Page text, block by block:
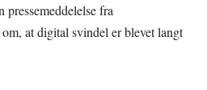
fra
at digital svindel er blevet langt